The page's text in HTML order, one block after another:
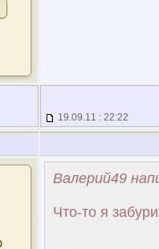
19.09.11 : 22:22
Валерий49
Что-то я